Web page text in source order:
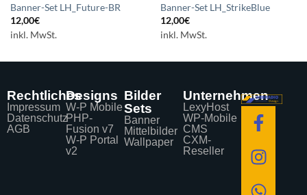
Banner-Set LH_Future-BR
12,00€
inkl. MwSt.
Banner-Set LH_StrikeBlue
12,00€
inkl. MwSt.
Rechtliches
Impressum
Datenschutz
AGB
Designs
W-P Mobile
PHP-
Fusion v7
W-P Portal
v2
Bilder
Sets
Banner
Mittelbilder
Wallpaper
Unternehmen
LexyHost
WP-Mobile
CMS
CXM-
Reseller